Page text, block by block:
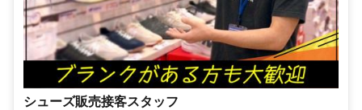
シューズ販売接客スタッフ